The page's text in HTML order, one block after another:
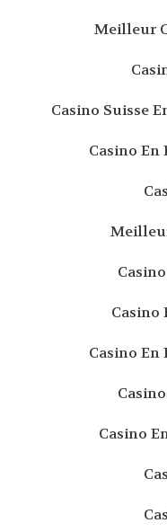
Meilleur
Casino Suisse
Casino En
Casino
Casino En
Casino